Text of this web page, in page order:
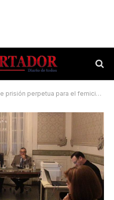
para el femicida de Ramona Romero